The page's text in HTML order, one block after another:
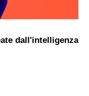
dall'intelligenza